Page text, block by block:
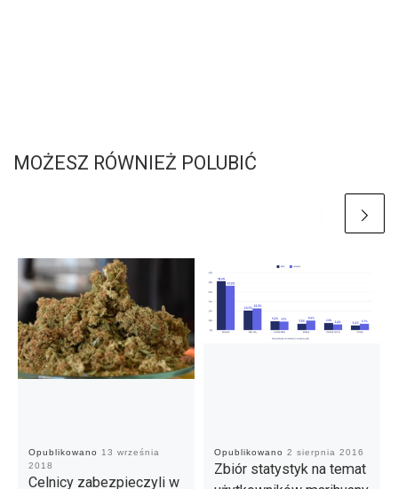
MOŻESZ RÓWNIEŻ POLUBIĆ
Opublikowano
13 września
2018
Celnicy zabezpieczyli w
Opublikowano 2 sierpnia 2016
Zbiór statystyk na temat